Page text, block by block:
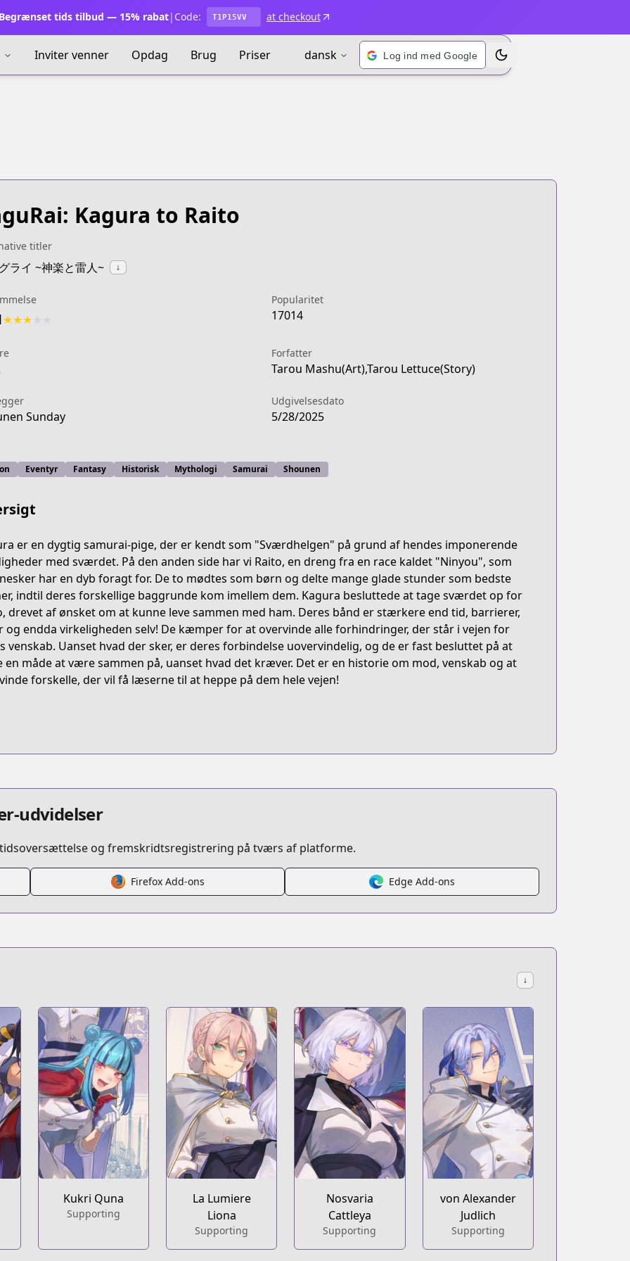
tids tilbud — 15% rabat| Code: T1P15VV at checkout
Inviter venner Opdag Brug Priser dansk Log ind med Google Skift emne
4f53-a1f4-c1b79c906212
kagura-to-raito
2550912965611657550
Kagura to Raito
titler
ライ ~神楽と雷人~ ↓
★★★
Popularitet
17014
Forfatter
Tarou Mashu(Art),Tarou Lettuce(Story)
Sunday
Udgivelsesdato
5/28/2025
Eventyr Fantasy Historisk Mythologi Samurai Shounen
er en dygtig samurai-pige, der er kendt som "Sværdhelgen" på grund af hendes imponerende
med sværdet. På den anden side har vi Raito, en dreng fra en race kaldet "Ninyou", som
har en dyb foragt for. De to mødtes som børn og delte mange glade stunder som bedste
indtil deres forskellige baggrunde kom imellem dem. Kagura besluttede at tage sværdet op for
drevet af ønsket om at kunne leve sammen med ham. Deres bånd er stærkere end tid, barrierer,
og endda virkeligheden selv! De kæmper for at overvinde alle forhindringer, der står i vejen for
venskab. Uanset hvad der sker, er deres forbindelse uovervindelig, og de er fast besluttet på at
en måde at være sammen på, uanset hvad det kræver. Det er en historie om mod, venskab og at
forskelle, der vil få læserne til at heppe på dem hele vejen!
udvidelser
og fremskridtsregistrering på tværs af platforme.
Firefox Add-ons Edge Add-ons
↓
Kukri Quna
Supporting
La Lumiere
Liona
Supporting
Nosvaria
Cattleya
Supporting
von Alexander
Judlich
Supporting